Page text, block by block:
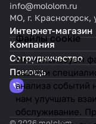
Файлы cookie
Мы используем
нашими
анализа событий
нам улучшать
обслуживание.
info@mololom.ru
МО, г. Красногорск,
Интернет-магазин
Компания
Сотрудничество
Помощь